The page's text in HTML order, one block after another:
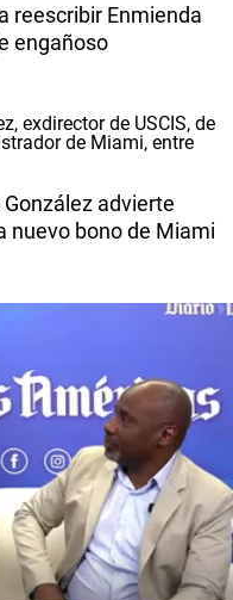
reescribir Enmienda
engañoso
González advierte
nuevo bono de Miami